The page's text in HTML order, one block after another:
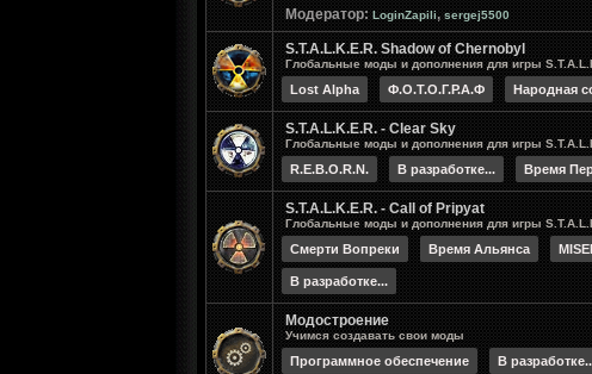
Модератор: LoginZapili, sergej5500
S.T.A.L.K.E.R. Shadow of Chernobyl
Глобальные моды и дополнения для игры
Lost Alpha Ф.О.Т.О.Г.Р.А.Ф Народная
S.T.A.L.K.E.R. - Clear Sky
Глобальные моды и дополнения для игры
R.E.B.O.R.N. В разработке... Время
S.T.A.L.K.E.R. - Call of Pripyat
Глобальные моды и дополнения для игры
Смерти Вопреки Время Альянса
В разработке...
Модостроение
Учимся создавать свои моды
Программное обеспечение В